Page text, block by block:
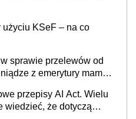
użyciu KSeF – na co
sprawie przelewów od
z emerytury mamy
przepisy AI Act. Wielu
wiedzieć, że dotyczą